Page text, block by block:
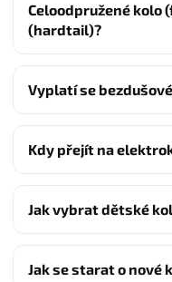
Celoodpružené kolo
(hardtail)?
Vyplatí se
Kdy přejít na
Jak vybrat dětské
Jak se starat o nové